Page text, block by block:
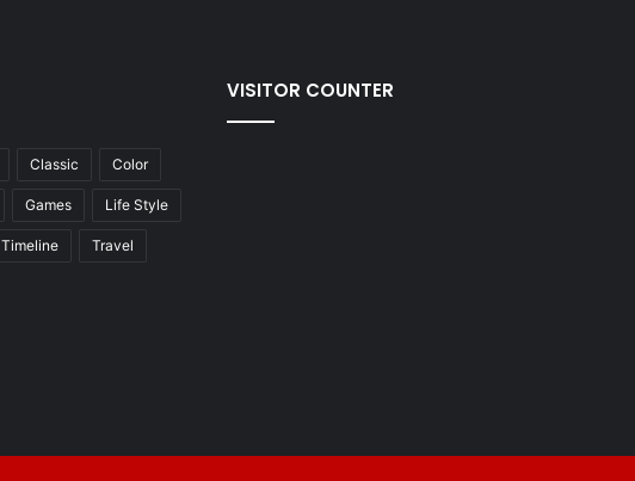
Classic Color
Games Life Style
Timeline Travel
VISITOR COUNTER